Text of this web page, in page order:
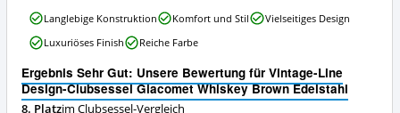
dieser
Clubsessel
erhältlich?
Ergebnis Sehr Gut: Unsere Bewertung für Vintage-Line
Design-Clubsessel Giacomet Whiskey Brown Edelstahl
8. Platzim Clubsessel-Vergleich
Vintage-
Line
Design-
Giacomet
Whiskey
Langlebige Konstruktion Komfort und Stil
Vielseitiges Design
Luxuriöses Finish
Reiche Farbe